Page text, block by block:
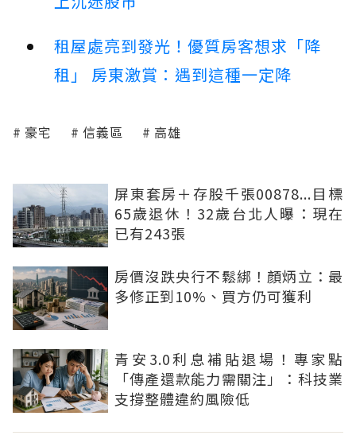
租屋處亮到發光！優質房客想求「降
租」 房東激賞：遇到這種一定降
豪宅 信義區 高雄
屏東套房＋存股千張00878...目標
65歲退休！32歲台北人曝：現在
已有243張
房價沒跌央行不鬆綁！顏炳立：最
多修正到10%、買方仍可獲利
青安3.0利息補貼退場！專家點
「傳產還款能力需關注」：科技業
支撐整體違約風險低